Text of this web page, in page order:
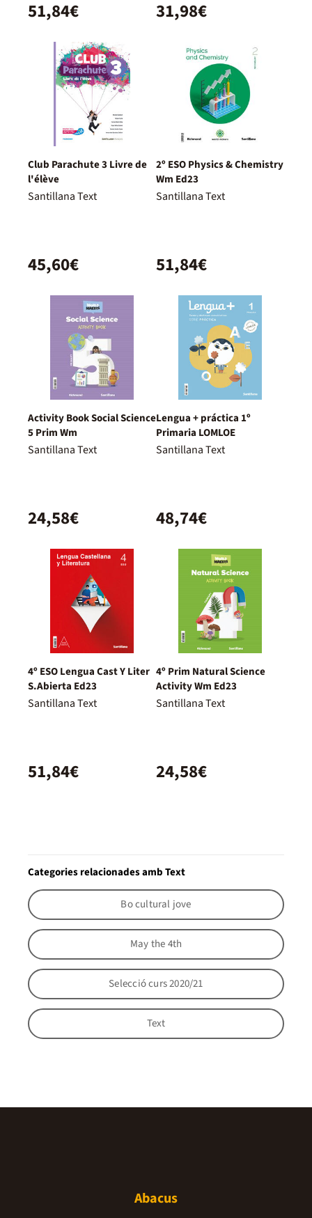
51,84€ 31,98€
Club Parachute 3 Livre de
l'élève
Santillana Text
45,60€
2º ESO Physics & Chemistry
Wm Ed23
Santillana Text
51,84€
Activity Book Social Science
5 Prim Wm
Santillana Text
24,58€
Lengua + práctica 1º
Primaria LOMLOE
Santillana Text
48,74€
4º ESO Lengua Cast Y Liter
S.Abierta Ed23
Santillana Text
51,84€
4º Prim Natural Science
Activity Wm Ed23
Santillana Text
24,58€
Categories relacionades amb Text
Bo cultural jove
May the 4th
Selecció curs 2020/21
Text
Abacus